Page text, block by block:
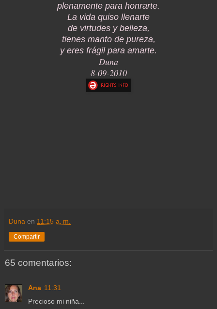
plenamente para honrarte.
La vida quiso llenarte
de virtudes y belleza,
tienes manto de pureza,
y eres frágil para amarte.
Duna
8-09-2010
Duna en 11:15 a. m.
Compartir
65 comentarios:
Ana 11:31
Precioso mi niña...